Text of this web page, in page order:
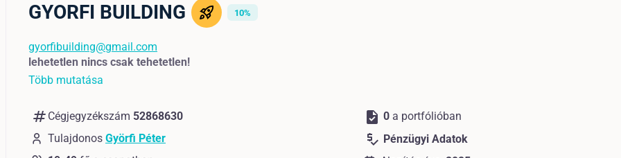
GYORFI BUILDING 10%
gyorfibuilding@gmail.com
lehetetlen nincs csak tehetetlen!
Több mutatása
numbers Cégjegyzékszám 52868630
Tulajdonos Györfi Péter
task 0 a portfólióban
price_check Pénzügyi Adatok